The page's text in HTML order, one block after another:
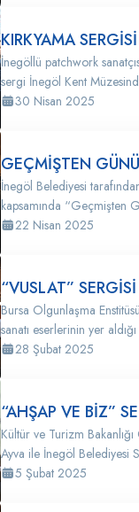
KIRKYAMA SERGİSİ
İnegöllü patchwork
sergi İnegöl Kent
30 Nisan 2025
GEÇMİŞTEN
İnegöl Belediyesi
kapsamında “Geçmişten
22 Nisan 2025
“VUSLAT” SERGİSİ
Bursa Olgunlaşma
sanatı eserlerinin yer
28 Şubat 2025
“AHŞAP VE BİZ”
Kültür ve Turizm
Ayva ile İnegöl Belediyesi
5 Şubat 2025